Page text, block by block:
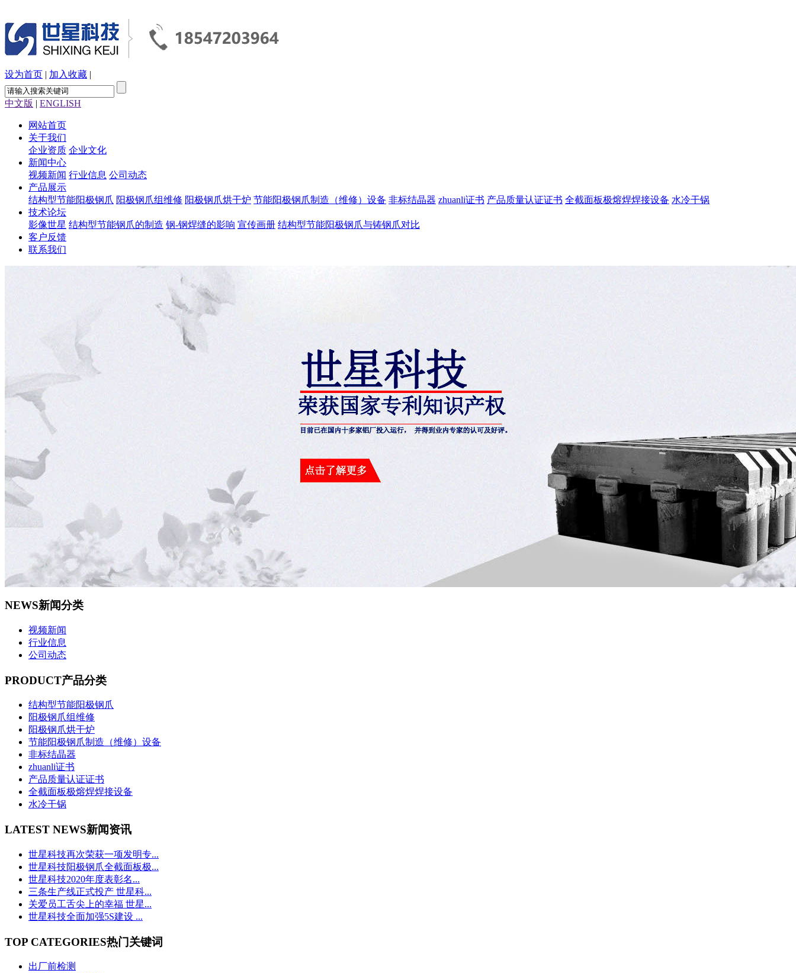
设为首页 | 加入收藏 |
中文版 | ENGLISH
网站首页
关于我们
企业资质 企业文化
新闻中心
视频新闻 行业信息 公司动态
产品展示
结构型节能阳极钢爪 阳极钢爪组维修 阳极钢爪烘干炉 节能阳极钢爪制造（维修）设备 非标结晶器 zhuanli证书 产品质量认证证书 全截面板极熔焊焊接设备 水冷干锅
技术论坛
影像世星 结构型节能钢爪的制造 钢-钢焊缝的影响 宣传画册 结构型节能阳极钢爪与铸钢爪对比
客户反馈
联系我们
NEWS新闻分类
视频新闻
行业信息
公司动态
PRODUCT产品分类
结构型节能阳极钢爪
阳极钢爪组维修
阳极钢爪烘干炉
节能阳极钢爪制造（维修）设备
非标结晶器
zhuanli证书
产品质量认证证书
全截面板极熔焊焊接设备
水冷干锅
LATEST NEWS新闻资讯
世星科技再次荣获一项发明专...
世星科技阳极钢爪全截面板极...
世星科技2020年度表彰名...
三条生产线正式投产 世星科...
关爱员工舌尖上的幸福 世星...
世星科技全面加强5S建设 ...
TOP CATEGORIES热门关键词
出厂前检测